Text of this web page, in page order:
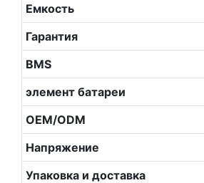
Емкость
Гарантия
BMS
элемент батареи
OEM/ODM
Напряжение
Упаковка и доставка